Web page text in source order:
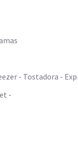
- Tostadora -
-